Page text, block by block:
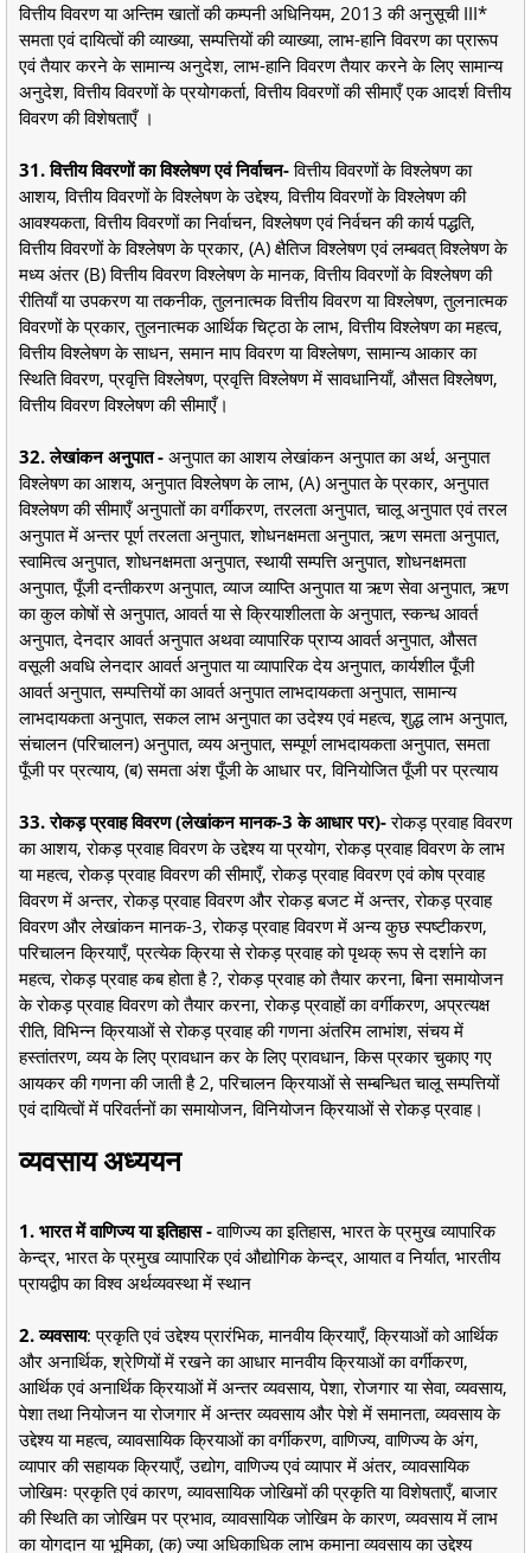
वित्तीय विवरण या अन्तिम खातों की कम्पनी अधिनियम, 2013 की अनुसूची III*
समता एवं दायित्वों की व्याख्या, सम्पत्तियों की व्याख्या, लाभ-हानि विवरण का प्रारूप
एवं तैयार करने के सामान्य अनुदेश, लाभ-हानि विवरण तैयार करने के लिए सामान्य
अनुदेश, वित्तीय विवरणों के प्रयोगकर्ता, वित्तीय विवरणों की सीमाएँ एक आदर्श वित्तीय
विवरण की विशेषताएँ ।
31. वित्तीय विवरणों का विश्लेषण एवं निर्वाचन-वित्तीय विवरणों के विश्लेषण का
आशय, वित्तीय विवरणों के विश्लेषण के उद्देश्य, वित्तीय विवरणों के विश्लेषण की
आवश्यकता, वित्तीय विवरणों का निर्वाचन, विश्लेषण एवं निर्वचन की कार्य पद्धति,
वित्तीय विवरणों के विश्लेषण के प्रकार, (A) क्षैतिज विश्लेषण एवं लम्बवत् विश्लेषण के
मध्य अंतर (B) वित्तीय विवरण विश्लेषण के मानक, वित्तीय विवरणों के विश्लेषण की
रीतियाँ या उपकरण या तकनीक, तुलनात्मक वित्तीय विवरण या विश्लेषण, तुलनात्मक
विवरणों के प्रकार, तुलनात्मक आर्थिक चिट्ठा के लाभ, वित्तीय विश्लेषण का महत्व,
वित्तीय विश्लेषण के साधन, समान माप विवरण या विश्लेषण, सामान्य आकार का
स्थिति विवरण, प्रवृत्ति विश्लेषण, प्रवृत्ति विश्लेषण में सावधानियाँ, औसत विश्लेषण,
वित्तीय विवरण विश्लेषण की सीमाएँ।
32. लेखांकन अनुपात - अनुपात का आशय लेखांकन अनुपात का अर्थ, अनुपात
विश्लेषण का आशय, अनुपात विश्लेषण के लाभ, (A) अनुपात के प्रकार, अनुपात
विश्लेषण की सीमाएँ अनुपातों का वर्गीकरण, तरलता अनुपात, चालू अनुपात एवं तरल
अनुपात में अन्तर पूर्ण तरलता अनुपात, शोधनक्षमता अनुपात, ऋण समता अनुपात,
स्वामित्व अनुपात, शोधनक्षमता अनुपात, स्थायी सम्पत्ति अनुपात, शोधनक्षमता
अनुपात, पूँजी दन्तीकरण अनुपात, व्याज व्याप्ति अनुपात या ऋण सेवा अनुपात, ऋण
का कुल कोषों से अनुपात, आवर्त या से क्रियाशीलता के अनुपात, स्कन्ध आवर्त
अनुपात, देनदार आवर्त अनुपात अथवा व्यापारिक प्राप्य आवर्त अनुपात, औसत
वसूली अवधि लेनदार आवर्त अनुपात या व्यापारिक देय अनुपात, कार्यशील पूँजी
आवर्त अनुपात, सम्पत्तियों का आवर्त अनुपात लाभदायकता अनुपात, सामान्य
लाभदायकता अनुपात, सकल लाभ अनुपात का उदेश्य एवं महत्व, शुद्ध लाभ अनुपात,
संचालन (परिचालन) अनुपात, व्यय अनुपात, सम्पूर्ण लाभदायकता अनुपात, समता
पूँजी पर प्रत्याय, (ब) समता अंश पूँजी के आधार पर, विनियोजित पूँजी पर प्रत्याय
33. रोकड़ प्रवाह विवरण (लेखांकन मानक-3 के आधार पर)-रोकड़ प्रवाह विवरण
का आशय, रोकड़ प्रवाह विवरण के उद्देश्य या प्रयोग, रोकड़ प्रवाह विवरण के लाभ
या महत्व, रोकड़ प्रवाह विवरण की सीमाएँ, रोकड़ प्रवाह विवरण एवं कोष प्रवाह
विवरण में अन्तर, रोकड़ प्रवाह विवरण और रोकड़ बजट में अन्तर, रोकड़ प्रवाह
विवरण और लेखांकन मानक-3, रोकड़ प्रवाह विवरण में अन्य कुछ स्पष्टीकरण,
परिचालन क्रियाएँ, प्रत्येक क्रिया से रोकड़ प्रवाह को पृथक् रूप से दर्शाने का
महत्व, रोकड़ प्रवाह कब होता है ?, रोकड़ प्रवाह को तैयार करना, बिना समायोजन
के रोकड़ प्रवाह विवरण को तैयार करना, रोकड़ प्रवाहों का वर्गीकरण, अप्रत्यक्ष
रीति, विभिन्न क्रियाओं से रोकड़ प्रवाह की गणना अंतरिम लाभांश, संचय में
हस्तांतरण, व्यय के लिए प्रावधान कर के लिए प्रावधान, किस प्रकार चुकाए गए
आयकर की गणना की जाती है 2, परिचालन क्रियाओं से सम्बन्धित चालू सम्पत्तियों
एवं दायित्वों में परिवर्तनों का समायोजन, विनियोजन क्रियाओं से रोकड़ प्रवाह।
व्यवसाय अध्ययन
1. भारत में वाणिज्य या इतिहास -वाणिज्य का इतिहास, भारत के प्रमुख व्यापारिक
केन्द्र, भारत के प्रमुख व्यापारिक एवं औद्योगिक केन्द्र, आयात व निर्यात, भारतीय
प्रायद्वीप का विश्व अर्थव्यवस्था में स्थान
2. व्यवसाय: प्रकृति एवं उद्देश्य प्रारंभिक, मानवीय क्रियाएँ, क्रियाओं को आर्थिक
और अनार्थिक, श्रेणियों में रखने का आधार मानवीय क्रियाओं का वर्गीकरण,
आर्थिक एवं अनार्थिक क्रियाओं में अन्तर व्यवसाय, पेशा, रोजगार या सेवा, व्यवसाय,
पेशा तथा नियोजन या रोजगार में अन्तर व्यवसाय और पेशे में समानता, व्यवसाय के
उद्देश्य या महत्व, व्यावसायिक क्रियाओं का वर्गीकरण, वाणिज्य, वाणिज्य के अंग,
व्यापार की सहायक क्रियाएँ, उद्योग, वाणिज्य एवं व्यापार में अंतर, व्यावसायिक
जोखिमः प्रकृति एवं कारण, व्यावसायिक जोखिमों की प्रकृति या विशेषताएँ, बाजार
की स्थिति का जोखिम पर प्रभाव, व्यावसायिक जोखिम के कारण, व्यवसाय में लाभ
का योगदान या भूमिका, (क) ज्या अधिकाधिक लाभ कमाना व्यवसाय का उद्देश्य